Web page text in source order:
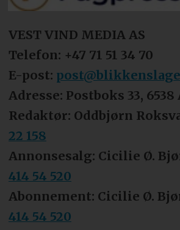
VEST VIND MEDIA AS
Telefon: +47 71 51 34 70
E-post:
Adresse: Postboks 33,
Redaktør: Oddbjørn
22 158
Annonsesalg: Cicilie Ø.
414 54 520
Abonnement: Cicilie Ø.
414 54 520